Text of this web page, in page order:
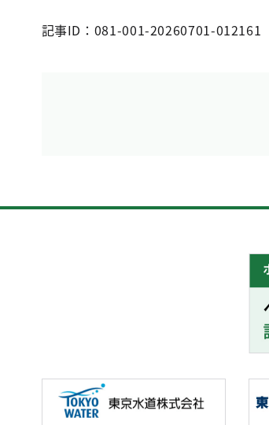
記事ID：081-001-20260701-012161